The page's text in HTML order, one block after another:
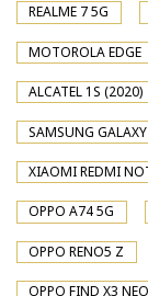
REALME 7 5G
MOTOROLA EDGE
ALCATEL 1S (2020)
SAMSUNG
XIAOMI REDMI
OPPO A74 5G
OPPO RENO5 Z
OPPO FIND X3 NEO